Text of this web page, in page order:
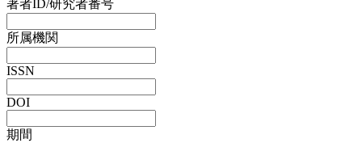
著者ID/研究者番号
所属機関
ISSN
DOI
期間